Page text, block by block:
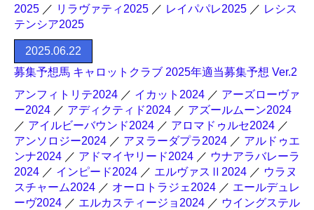
2025 ／ リラヴァティ2025 ／ レイパパレ2025 ／ レシス
テンシア2025
2025.06.22
募集予想馬 キャロットクラブ 2025年適当募集予想 Ver.2
アンフィトリテ2024 ／ イカット2024 ／ アーズローヴァ
ー2024 ／ アディクティド2024 ／ アズールムーン2024
／ アイルビーバウンド2024 ／ アロマドゥルセ2024 ／
アンソロジー2024 ／ アヌラーダプラ2024 ／ アルドゥエ
ンナ2024 ／ アドマイヤリード2024 ／ ウナアラバレーラ
2024 ／ インピード2024 ／ エルヴァスⅡ2024 ／ ウラヌ
スチャーム2024 ／ オーロトラジェ2024 ／ エールデュレ
ーヴ2024 ／ エルカスティージョ2024 ／ ウイングステル